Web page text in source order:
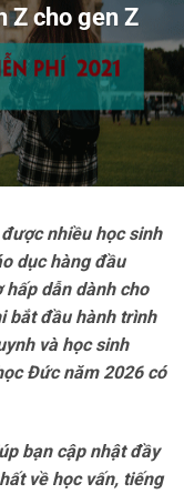
Z cho gen Z
nhiều học sinh
dục hàng đầu
dẫn dành cho
bắt đầu hành trình
và học sinh
Đức năm 2026 có
bạn cập nhật đầy
về học vấn, tiếng